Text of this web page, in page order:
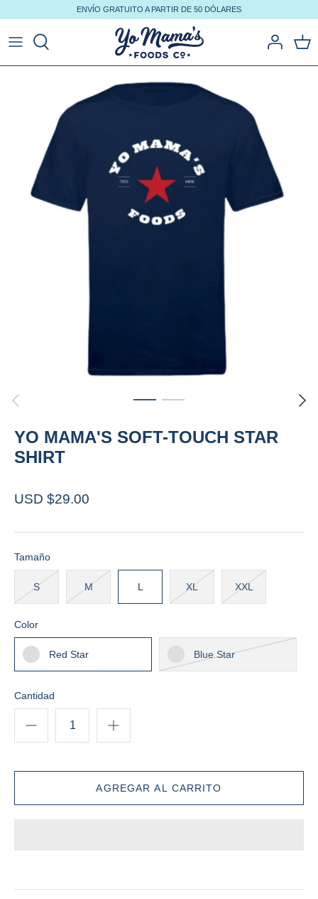
al
contenido
ENVÍO GRATUITO A PARTIR DE 50 DÓLARES
YO MAMA'S SOFT-TOUCH STAR
SHIRT
USD $29.00
Tamaño
S M L XL XXL
Color
Red Star Blue Star
Cantidad